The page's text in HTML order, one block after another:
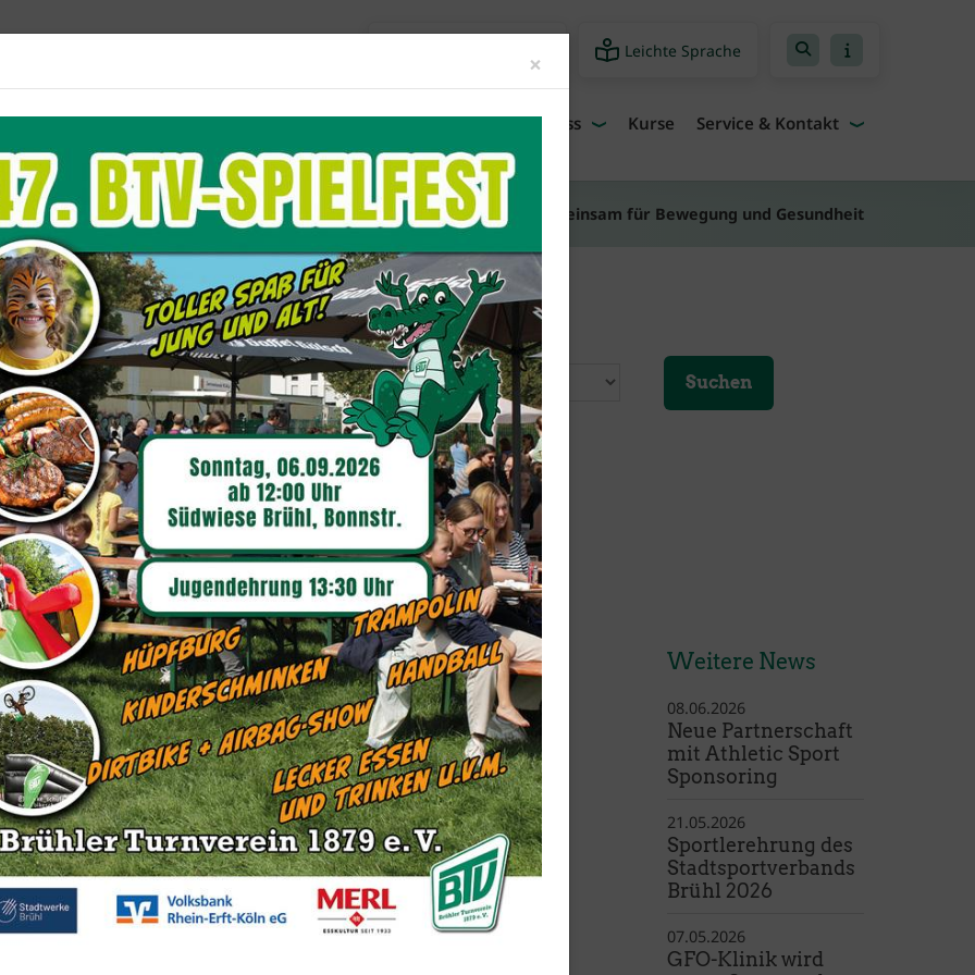
Leichte Sprache
Unser Verein Aktuelles Sportangebote Fitness Kurse Service & Kontakt
Du befindest dich hier: Aktuelles BTV-News Gemeinsam für Bewegung und Gesundheit
für Bewegung und
Weitere News
08.06.2026
Neue Partnerschaft
mit Athletic Sport
Sponsoring
21.05.2026
Sportlerehrung des
Stadtsportverbands
Brühl 2026
07.05.2026
GFO-Klinik wird
Sportangebot
Unser Sportangebot
Sportsuche
Mitglieder-Service
Für Mitglieder und Interessierte
Downloads
Mitgliedschaft
× Close